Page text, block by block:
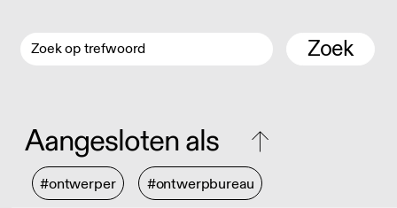
Zoek
Aangesloten als
#ontwerper #ontwerpbureau